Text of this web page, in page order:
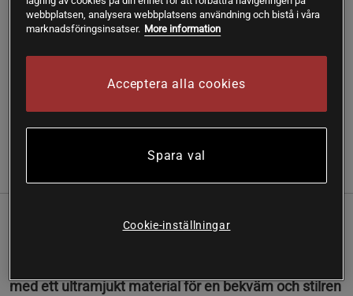
Fri frakt över 199 kr Fri retur 14 dagars ångerrätt
rörelsefrihet under lågintensiv träning.
Nimble 1/2 Zip Long Sleeve från ICANIWILL är
med ett ultramjukt material för en bekväm och stilren
webbplatsen, analysera webbplatsens användning och bistå i våra
marknadsföringsinsatser. More information
Acceptera alla cookies
Spara val
Cookie-inställningar